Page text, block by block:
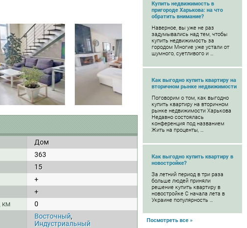
Купить недвижимость в
пригороде Харькова: на что
обратить внимание?
Наверное, вы уже не раз
задумывались над тем, чтобы
купить недвижимость за
городом Многие уже устали от
шумного, суетливого и …
Как выгодно купить квартиру на
вторичном рынке недвижимости
Поговорим о том, как выгодно
купить квартиру на вторичном
рынке недвижимости Харькова
Недавно состоялась
конференция под названием
Жить на проценты, …
Как выгодно купить квартиру в
новостройке?
За летний период в три раза
больше людей приняли
решение купить квартиру в
новостройке С начала лета в
Украине популярность …
Посмотреть все »
Дом
363
15
+
+
км
0
Восточный,
Индустриальный